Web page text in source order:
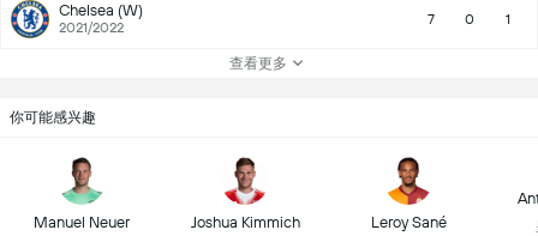
Chelsea (W)
2021/2022 7 0 1
查看更多
你可能感兴趣
Manuel Neuer Joshua Kimmich Leroy Sané